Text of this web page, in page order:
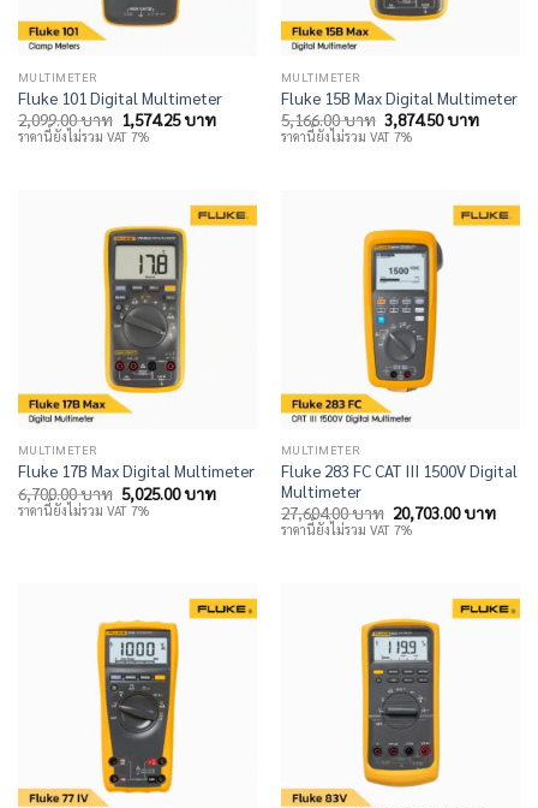
MULTIMETER
Fluke 101 Digital Multimeter
2,099.00บาท Original
price
1,574.25บาทCurrent
ราคานี้ยังไม่รวม VAT 7%
MULTIMETER
Fluke 15B Max Digital Multimeter
5,166.00บาท Original
price
3,874.50บาทCurrent
ราคานี้ยังไม่รวม VAT 7%
MULTIMETER
Fluke 17B Max Digital Multimeter
6,700.00บาท Original
price
was:
5,025.00บาทCurrent
price
5,025.00 บาท.
ราคานี้ยังไม่รวม VAT 7%
MULTIMETER
Fluke 283 FC CAT III 1500V Digital
Multimeter
27,604.00บาท Original
price
was:
20,703.00บาท
price
ราคานี้ยังไม่รวม VAT 7%